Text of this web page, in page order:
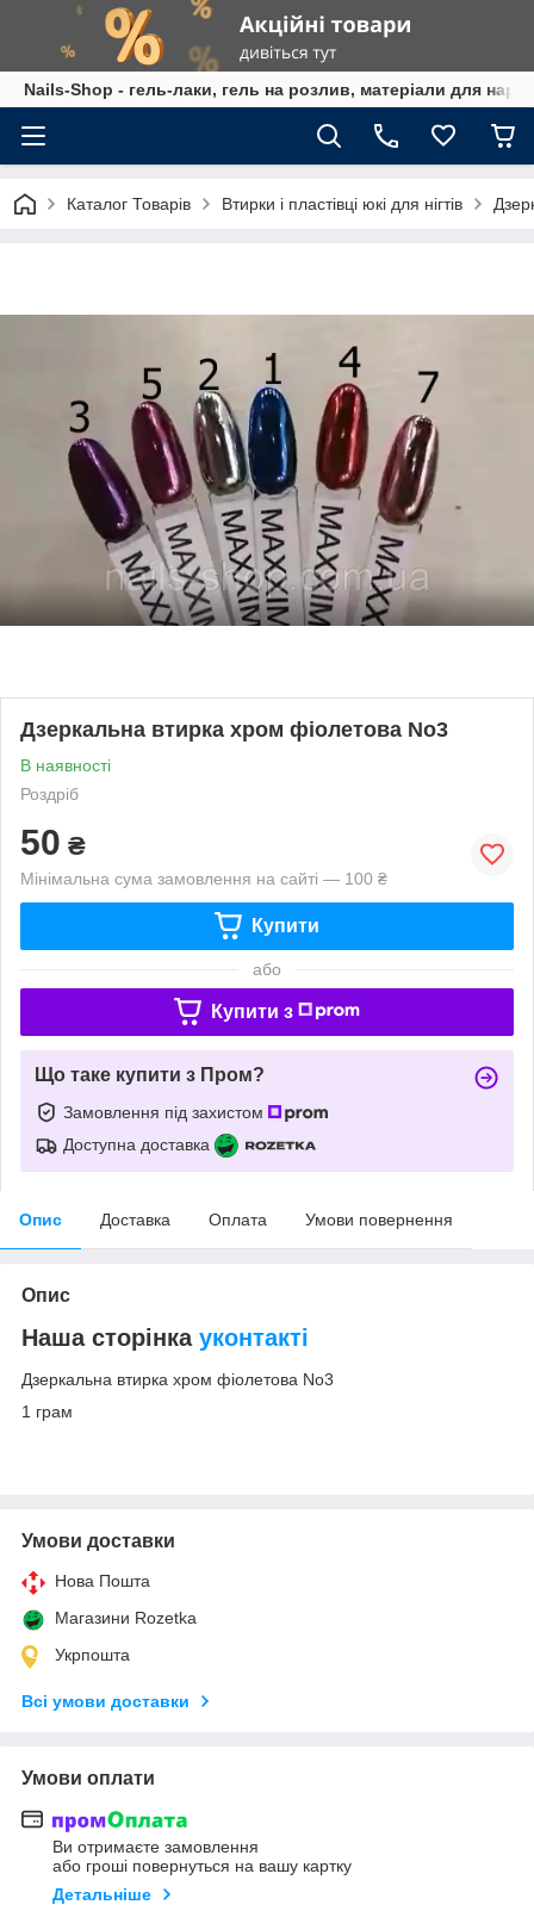
Nails-Shop - гель-лаки, гель на розлив, матеріали для
Каталог Товарів Втирки і пластівці юкі для нігтів
Дзеркальна втирка хром фіолетова No3
В наявності
Роздріб
50 ₴
Мінімальна сума замовлення на сайті — 100 ₴
Купити
або
Купити з
Що таке купити з Пром?
Замовлення під захистом
Доступна доставка
Опис Доставка Оплата Умови повернення
Опис
Наша сторінка уконтакті
Дзеркальна втирка хром фіолетова No3
1 грам
Умови доставки
Нова Пошта
Магазини Rozetka
Укрпошта
Всі умови доставки
Умови оплати
Ви отримаєте замовлення
або гроші повернуться на вашу картку
Детальніше